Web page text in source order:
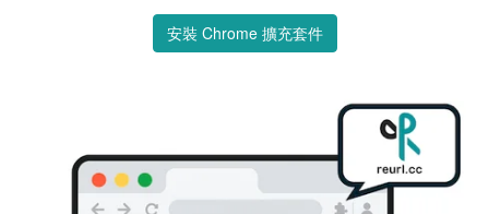
安裝 Chrome 擴充套件